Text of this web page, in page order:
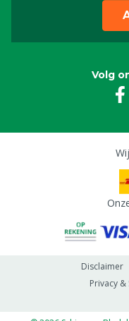
Volg
Disclaimer
Privacy &